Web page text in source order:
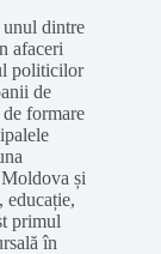
dintre
afaceri
politicilor
de
formare
și
educație,
primul
în